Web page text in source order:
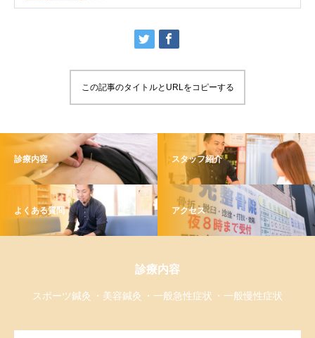
この記事のタイトルとURLをコピーする
診療内容 スタッフ紹介
よくある質問 アクセス
診療内容
スポーツ鍼灸 美容鍼灸 一般急性症状 一般慢性症状